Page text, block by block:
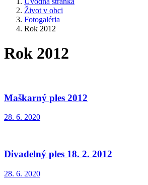
Život v obci
Fotogaléria
Rok 2012
Rok 2012
Maškarný ples 2012
28. 6. 2020
Divadelný ples 18. 2. 2012
28. 6. 2020